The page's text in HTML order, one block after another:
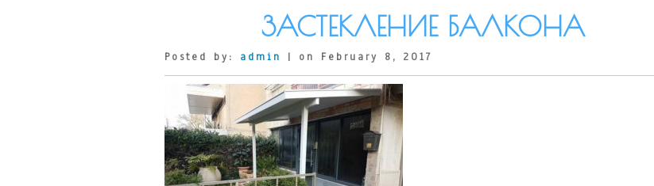
ЗАСТЕКЛЕНИЕ БАЛКОНА
Posted by: admin | on February 8, 2017